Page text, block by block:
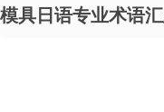
模具日语专业术语